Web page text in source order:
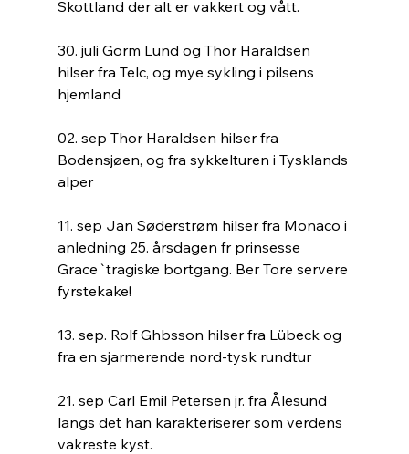
Skottland der alt er vakkert og vått.
30. juli Gorm Lund og Thor Haraldsen
hilser fra Telc, og mye sykling i pilsens
hjemland
02. sep Thor Haraldsen hilser fra
Bodensjøen, og fra sykkelturen i Tysklands
alper
11. sep Jan Søderstrøm hilser fra Monaco i
anledning 25. årsdagen fr prinsesse
Grace`tragiske bortgang. Ber Tore servere
fyrstekake!
13. sep. Rolf Ghbsson hilser fra Lübeck og
fra en sjarmerende nord-tysk rundtur
21. sep Carl Emil Petersen jr. fra Ålesund
langs det han karakteriserer som verdens
vakreste kyst.